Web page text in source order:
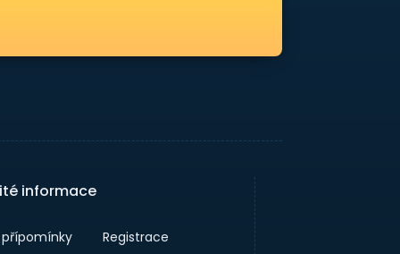
informace
přípomínky
Registrace